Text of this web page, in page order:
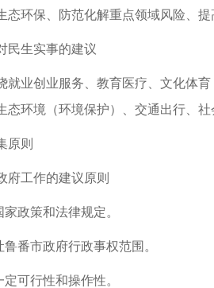
态环保、防范化解重点领域风险、
民生实事的建议
就业创业服务、教育医疗、文化体
态环境（环境保护）、交通出行、
原则
府工作的建议原则
家政策和法律规定。
鲁番市政府行政事权范围。
定可行性和操作性。